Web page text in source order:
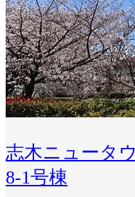
志木ニュータ
8-1号棟